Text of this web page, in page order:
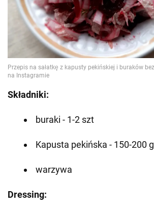
Składniki:
buraki - 1-2 szt
Kapusta pekińska - 150-200 g
warzywa
Dressing: